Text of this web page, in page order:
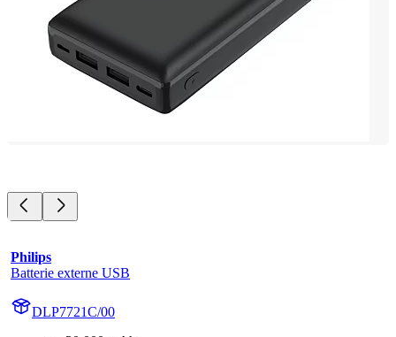
Philips
Batterie externe USB
DLP7721C/00